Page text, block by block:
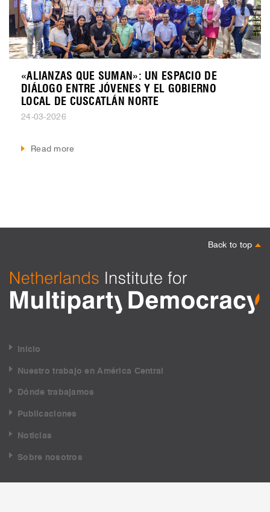
«ALIANZAS QUE SUMAN»: UN ESPACIO DE
DIÁLOGO ENTRE JÓVENES Y EL GOBIERNO
LOCAL DE CUSCATLÁN NORTE
24-03-2026
Read more
Back to top
Inicio
Nuestro trabajo en América Central
Dónde trabajamos
Publicaciones
Noticias
Sobre nosotros